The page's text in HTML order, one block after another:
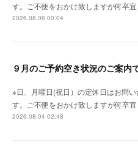
す。ご不便をおかけ致しますが何卒
2026.08.06 00:04
９月のご予約空き状況のご案内
※日、月曜日(祝日）の定休日はお問
す。ご不便をおかけ致しますが何卒
2026.08.04 02:48